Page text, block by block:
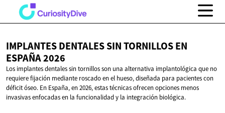
IMPLANTES DENTALES SIN TORNILLOS EN
ESPAÑA 2026
Los implantes dentales sin tornillos son una alternativa implantológica que no
requiere fijación mediante roscado en el hueso, diseñada para pacientes con
déficit óseo. En España, en 2026, estas técnicas ofrecen opciones menos
invasivas enfocadas en la funcionalidad y la integración biológica.